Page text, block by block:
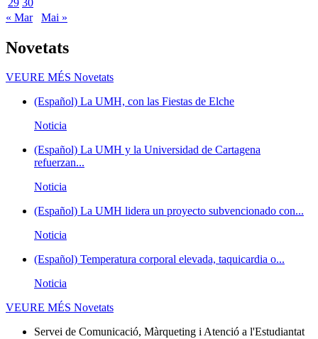
« Mar
Mai »
Novetats
VEURE MÉS Novetats
(Español) La UMH, con las Fiestas de Elche
Noticia
(Español) La UMH y la Universidad de Cartagena
refuerzan...
Noticia
(Español) La UMH lidera un proyecto subvencionado con...
Noticia
(Español) Temperatura corporal elevada, taquicardia o...
Noticia
VEURE MÉS Novetats
Servei de Comunicació, Màrqueting i Atenció a l'Estudiantat